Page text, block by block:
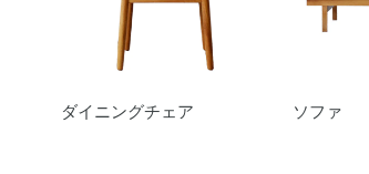
ダイニングチェア ソファ